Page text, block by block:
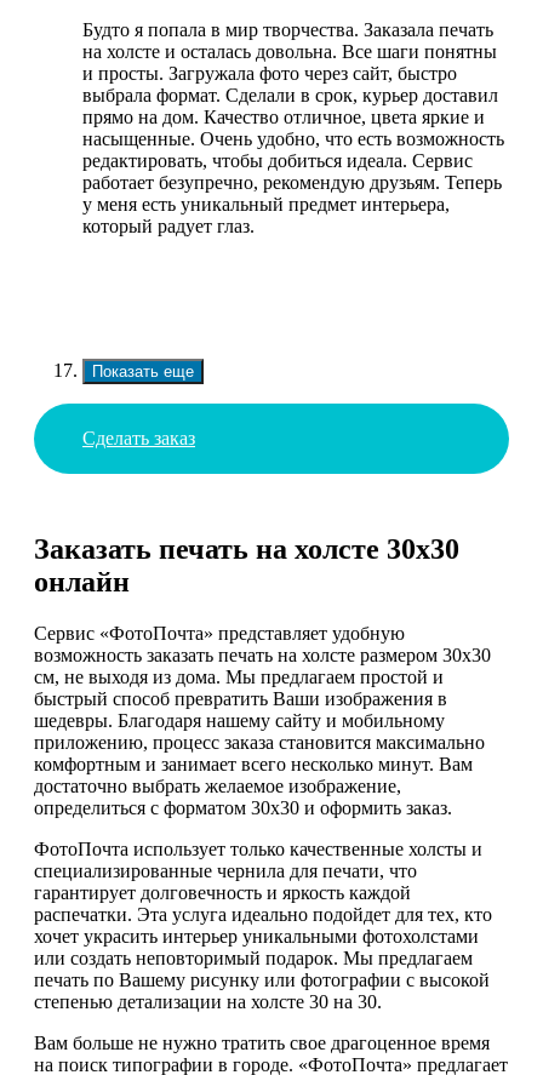
Будто я попала в мир творчества. Заказала печать
на холсте и осталась довольна. Все шаги понятны
и просты. Загружала фото через сайт, быстро
выбрала формат. Сделали в срок, курьер доставил
прямо на дом. Качество отличное, цвета яркие и
насыщенные. Очень удобно, что есть возможность
редактировать, чтобы добиться идеала. Сервис
работает безупречно, рекомендую друзьям. Теперь
у меня есть уникальный предмет интерьера,
который радует глаз.
Показать еще
Сделать заказ
Заказать печать на холсте 30х30
онлайн
Сервис «ФотоПочта» представляет удобную
возможность заказать печать на холсте размером 30х30
см, не выходя из дома. Мы предлагаем простой и
быстрый способ превратить Ваши изображения в
шедевры. Благодаря нашему сайту и мобильному
приложению, процесс заказа становится максимально
комфортным и занимает всего несколько минут. Вам
достаточно выбрать желаемое изображение,
определиться с форматом 30х30 и оформить заказ.
ФотоПочта использует только качественные холсты и
специализированные чернила для печати, что
гарантирует долговечность и яркость каждой
распечатки. Эта услуга идеально подойдет для тех, кто
хочет украсить интерьер уникальными фотохолстами
или создать неповторимый подарок. Мы предлагаем
печать по Вашему рисунку или фотографии с высокой
степенью детализации на холсте 30 на 30.
Вам больше не нужно тратить свое драгоценное время
на поиск типографии в городе. «ФотоПочта» предлагает